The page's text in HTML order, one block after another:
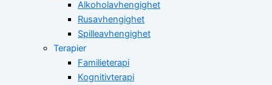
Alkoholavhengighet
Rusavhengighet
Spilleavhengighet
Terapier
Familieterapi
Kognitivterapi